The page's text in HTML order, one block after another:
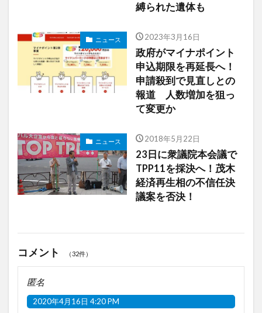
縛られた遺体も
ニュース 2023年3月16日
政府がマイナポイント
申込期限を再延長へ！
申請殺到で見直しとの
報道 人数増加を狙っ
て変更か
ニュース 2018年5月22日
23日に衆議院本会議で
TPP11を採決へ！茂木
経済再生相の不信任決
議案を否決！
コメント （32件）
匿名
2020年4月16日 4:20 PM